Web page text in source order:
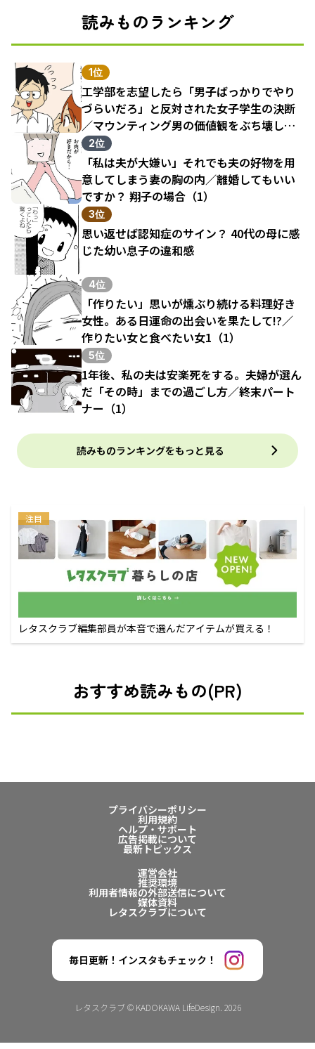
読みものランキング
1位
工学部を志望したら「男子ばっかりでやり
づらいだろ」と反対された女子学生の決断
／マウンティング男の価値観をぶち壊した
結果（1）
2位
「私は夫が大嫌い」それでも夫の好物を用
意してしまう妻の胸の内／離婚してもいい
ですか？ 翔子の場合（1）
3位
思い返せば認知症のサイン？ 40代の母に感
じた幼い息子の違和感
4位
「作りたい」思いが燻ぶり続ける料理好き
女性。ある日運命の出会いを果たして!?／
作りたい女と食べたい女1（1）
5位
1年後、私の夫は安楽死をする。夫婦が選ん
だ「その時」までの過ごし方／終末パート
ナー（1）
読みものランキングをもっと見る
注目
レタスクラブ編集部員が本音で選んだアイテムが買える！
おすすめ読みもの(PR)
プライバシーポリシー
利用規約
ヘルプ・サポート
広告掲載について
最新トピックス
運営会社
推奨環境
利用者情報の外部送信について
媒体資料
レタスクラブについて
毎日更新！インスタもチェック！
レタスクラブ © KADOKAWA LifeDesign. 2026